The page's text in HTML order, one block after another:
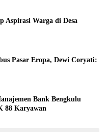
Aspirasi Warga di Desa
Pasar Eropa, Dewi Coryati:
Bank Bengkulu
88 Karyawan